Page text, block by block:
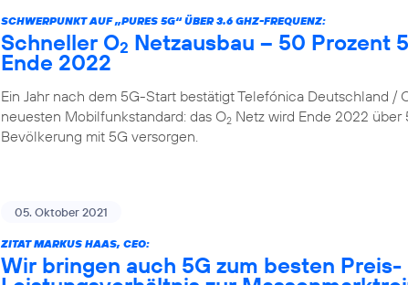
SCHWERPUNKT AUF „PURES 5G“ ÜBER 3.6 GHZ-FREQUENZ:
Schneller O2 Netzausbau – 50 Prozent
Ende 2022
Ein Jahr nach dem 5G-Start bestätigt Telefónica Deutschland /
neuesten Mobilfunkstandard: das O2 Netz wird Ende 2022
Bevölkerung mit 5G versorgen.
05. Oktober 2021
ZITAT MARKUS HAAS, CEO:
Wir bringen auch 5G zum besten Preis-